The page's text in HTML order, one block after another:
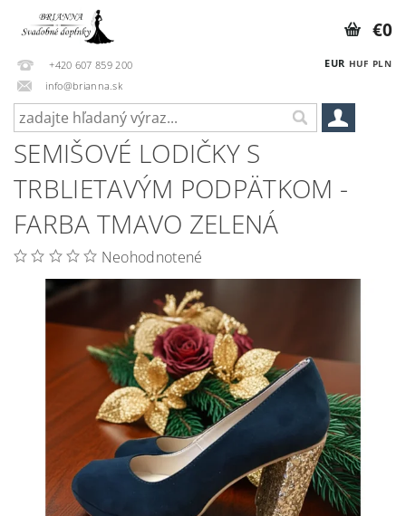
+420 607 859 200
info@brianna.sk
EUR HUF PLN
€0
SEMIŠOVÉ LODIČKY S
TRBLIETAVÝM PODPÄTKOM -
FARBA TMAVO ZELENÁ
Neohodnotené